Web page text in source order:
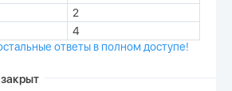
2
4
ответы в полном доступе!